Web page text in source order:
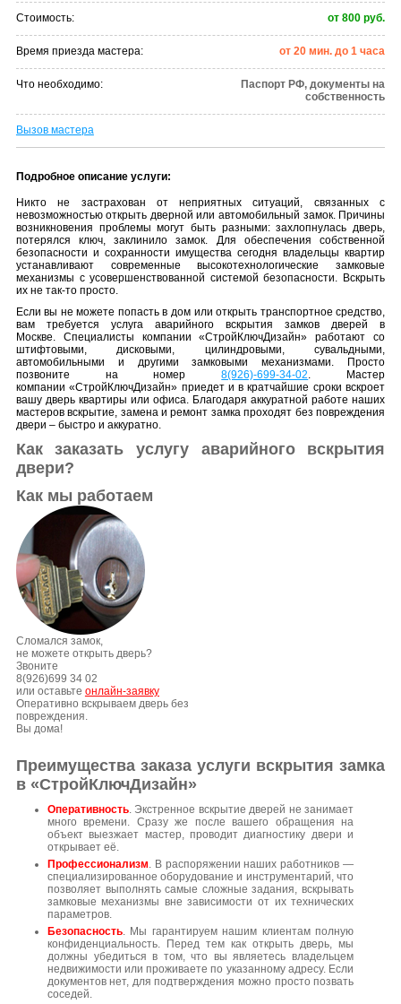
Стоимость: от 800 руб.
Время приезда мастера: от 20 мин. до 1 часа
Что необходимо:
Паспорт РФ, документы на
собственность
Вызов мастера
Подробное описание услуги:
Никто не застрахован от неприятных ситуаций, связанных с
невозможностью открыть дверной или автомобильный замок. Причины
возникновения проблемы могут быть разными: захлопнулась дверь,
потерялся ключ, заклинило замок. Для обеспечения собственной
безопасности и сохранности имущества сегодня владельцы квартир
устанавливают современные высокотехнологические замковые
механизмы с усовершенствованной системой безопасности. Вскрыть
их не так-то просто.
Если вы не можете попасть в дом или открыть транспортное средство,
вам требуется услуга аварийного вскрытия замков дверей в
Москве. Специалисты компании «СтройКлючДизайн» работают со
штифтовыми, дисковыми, цилиндровыми, сувальдными,
автомобильными и другими замковыми механизмами. Просто
позвоните на номер8(926)-699-34-02. Мастер
компании «СтройКлючДизайн» приедет и в кратчайшие сроки вскроет
вашу дверь квартиры или офиса. Благодаря аккуратной работе наших
мастеров вскрытие, замена и ремонт замка проходят без повреждения
двери – быстро и аккуратно.
Как заказать услугу аварийного вскрытия
двери?
Как мы работаем
Сломался замок,
не можете открыть дверь?
Звоните
8(926)699 34 02
или оставьте онлайн-заявку
Оперативно вскрываем дверь без
повреждения.
Вы дома!
Преимущества заказа услуги вскрытия замка
в «СтройКлючДизайн»
Оперативность. Экстренное вскрытие дверей не занимает
много времени. Сразу же после вашего обращения на
объект выезжает мастер, проводит диагностику двери и
открывает её.
Профессионализм. В распоряжении наших работников —
специализированное оборудование и инструментарий, что
позволяет выполнять самые сложные задания, вскрывать
замковые механизмы вне зависимости от их технических
параметров.
Безопасность. Мы гарантируем нашим клиентам полную
конфиденциальность. Перед тем как открыть дверь, мы
должны убедиться в том, что вы являетесь владельцем
недвижимости или проживаете по указанному адресу. Если
документов нет, для подтверждения можно просто позвать
соседей.